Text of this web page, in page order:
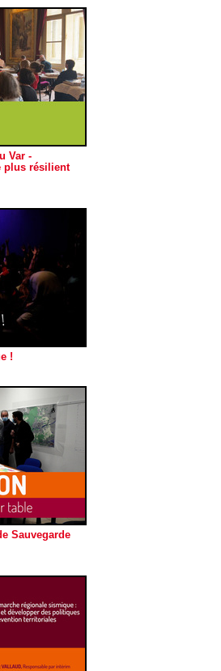
Var -
plus résilient
!
Sauvegarde